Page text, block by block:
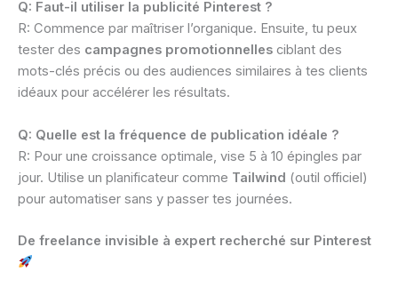
Q: Faut-il utiliser la publicité Pinterest ?
R: Commence par maîtriser l’organique. Ensuite, tu peux
tester des campagnes promotionnelles ciblant des
mots-clés précis ou des audiences similaires à tes clients
idéaux pour accélérer les résultats.
Q: Quelle est la fréquence de publication idéale ?
R: Pour une croissance optimale, vise 5 à 10 épingles par
jour. Utilise un planificateur comme Tailwind (outil officiel)
pour automatiser sans y passer tes journées.
De freelance invisible à expert recherché sur Pinterest